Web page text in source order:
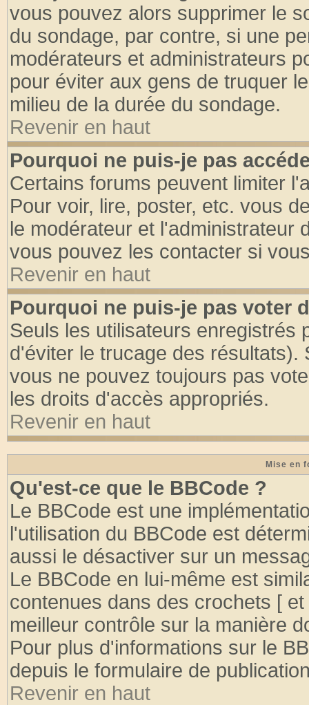
vous pouvez alors supprimer le
du sondage, par contre, si une
modérateurs et administrateurs
pour éviter aux gens de truquer
milieu de la durée du sondage.
Revenir en haut
Pourquoi ne puis-je pas
Certains forums peuvent limiter
Pour voir, lire, poster, etc. vous
le modérateur et l'administrateur
vous pouvez les contacter si
Revenir en haut
Pourquoi ne puis-je pas voter
Seuls les utilisateurs enregistrés
d'éviter le trucage des
vous ne pouvez toujours pas
les droits d'accès appropriés.
Revenir en haut
Mise en
Qu'est-ce que le BBCode ?
Le BBCode est une
l'utilisation du BBCode est
aussi le désactiver sur un
Le BBCode en lui-même est
contenues dans des crochets [
meilleur contrôle sur la manière
Pour plus d'informations sur le
depuis le formulaire de
Revenir en haut